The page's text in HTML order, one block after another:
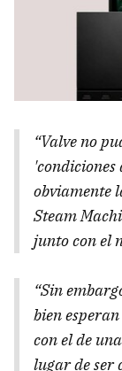
“Valve no
obviamente
Steam
junto con el
“Sin
bien
con el de
lugar de ser